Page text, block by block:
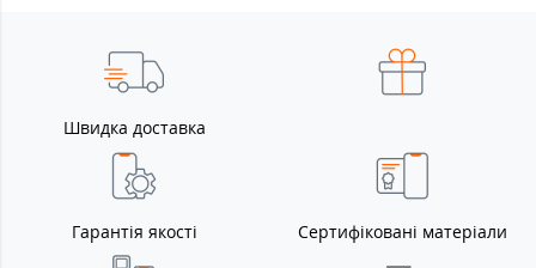
Швидка доставка
Гарантія якості Сертифіковані матеріали